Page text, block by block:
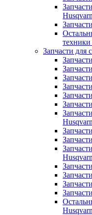
техники
Запчасти для